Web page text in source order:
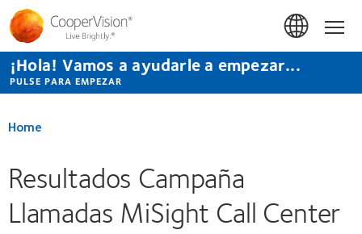
Pasar
contenido
principal
¡Hola! Vamos a ayudarle a empezar...
PULSE PARA EMPEZAR
Home
Resultados Campaña
Llamadas MiSight Call Center